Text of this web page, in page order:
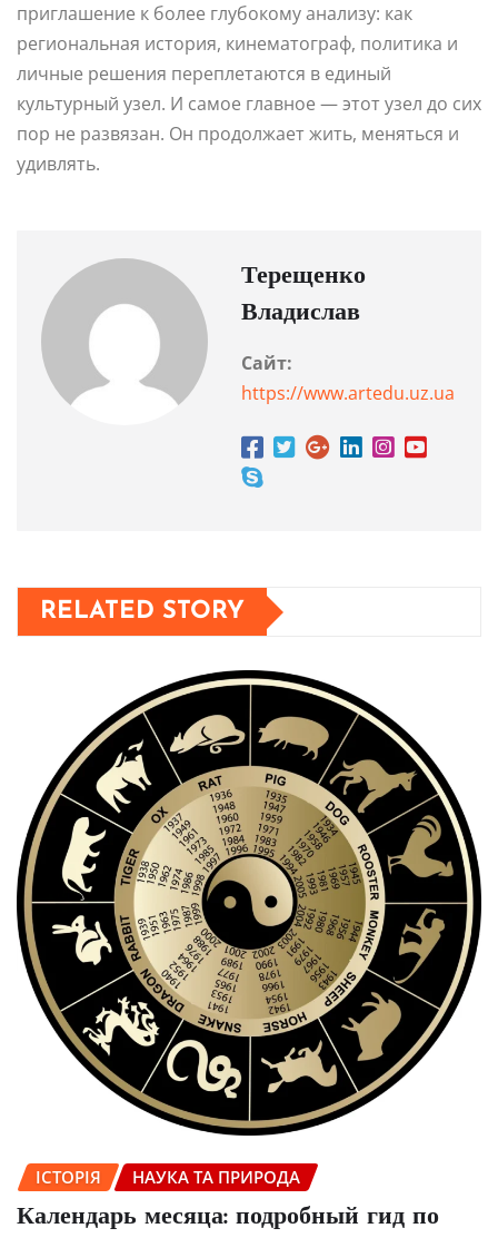
приглашение к более глубокому анализу: как
региональная история, кинематограф, политика и
личные решения переплетаются в единый
культурный узел. И самое главное — этот узел до сих
пор не развязан. Он продолжает жить, меняться и
удивлять.
Терещенко
Владислав
Сайт:
https://www.artedu.uz.ua
RELATED STORY
ІСТОРІЯ НАУКА ТА ПРИРОДА
Календарь месяца: подробный гид по